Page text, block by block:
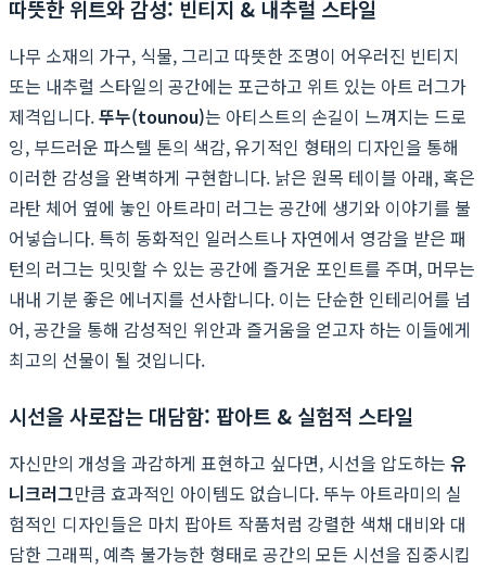
따뜻한 위트와 감성: 빈티지 & 내추럴 스타일
나무 소재의 가구, 식물, 그리고 따뜻한 조명이 어우러진 빈티지
또는 내추럴 스타일의 공간에는 포근하고 위트 있는 아트 러그가
제격입니다.뚜누(tounou)는 아티스트의 손길이 느껴지는 드로
잉, 부드러운 파스텔 톤의 색감, 유기적인 형태의 디자인을 통해
이러한 감성을 완벽하게 구현합니다. 낡은 원목 테이블 아래, 혹은
라탄 체어 옆에 놓인 아트라미 러그는 공간에 생기와 이야기를 불
어넣습니다. 특히 동화적인 일러스트나 자연에서 영감을 받은 패
턴의 러그는 밋밋할 수 있는 공간에 즐거운 포인트를 주며, 머무는
내내 기분 좋은 에너지를 선사합니다. 이는 단순한 인테리어를 넘
어, 공간을 통해 감성적인 위안과 즐거움을 얻고자 하는 이들에게
최고의 선물이 될 것입니다.
시선을 사로잡는 대담함: 팝아트 & 실험적 스타일
자신만의 개성을 과감하게 표현하고 싶다면, 시선을 압도하는 유
니크러그만큼 효과적인 아이템도 없습니다. 뚜누 아트라미의 실
험적인 디자인들은 마치 팝아트 작품처럼 강렬한 색채 대비와 대
담한 그래픽, 예측 불가능한 형태로 공간의 모든 시선을 집중시킵